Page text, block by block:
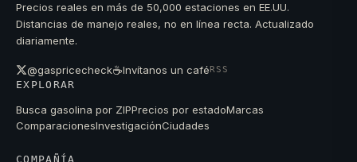
Precios reales en más de 50,000 estaciones en EE.UU.
Distancias de manejo reales, no en línea recta. Actualizado
diariamente.
@gaspricecheck☕Invítanos un caféRSS
EXPLORAR
Busca gasolina por ZIPPrecios por estadoMarcas
ComparacionesInvestigaciónCiudades
COMPAÑÍA